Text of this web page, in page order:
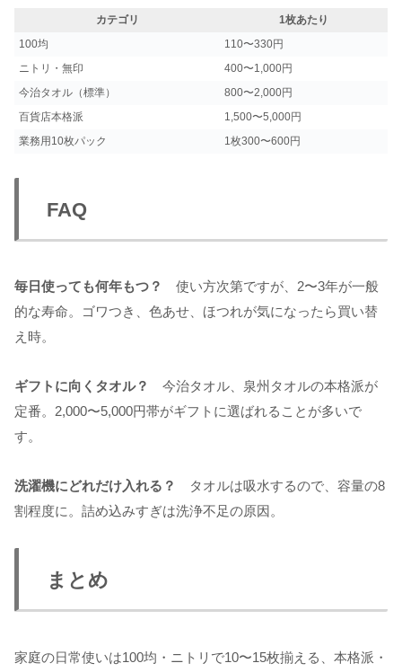
カテゴリ
1枚あたり
100均
110〜330円
ニトリ・無印
400〜1,000円
今治タオル（標準）
800〜2,000円
百貨店本格派
1,500〜5,000円
業務用10枚パック
1枚300〜600円
FAQ
毎日使っても何年もつ？
使い方次第ですが、2〜3年が一般
的な寿命。ゴワつき、色あせ、ほつれが気になったら買い替
え時。
ギフトに向くタオル？
今治タオル、泉州タオルの本格派が
定番。2,000〜5,000円帯がギフトに選ばれることが多いで
す。
洗濯機にどれだけ入れる？
タオルは吸水するので、容量の8
割程度に。詰め込みすぎは洗浄不足の原因。
まとめ
家庭の日常使いは100均・ニトリで10〜15枚揃える、本格派・